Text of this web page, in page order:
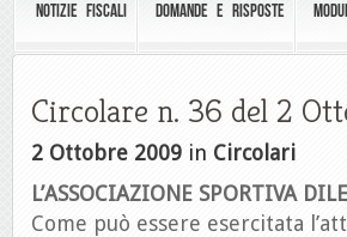
NOTIZIE FISCALI DOMANDE E RISPOSTE
Circolare n. 36 del 2
2 Ottobre 2009 in Circolari
L’ASSOCIAZIONE SPORTIVA
Come può essere esercitata